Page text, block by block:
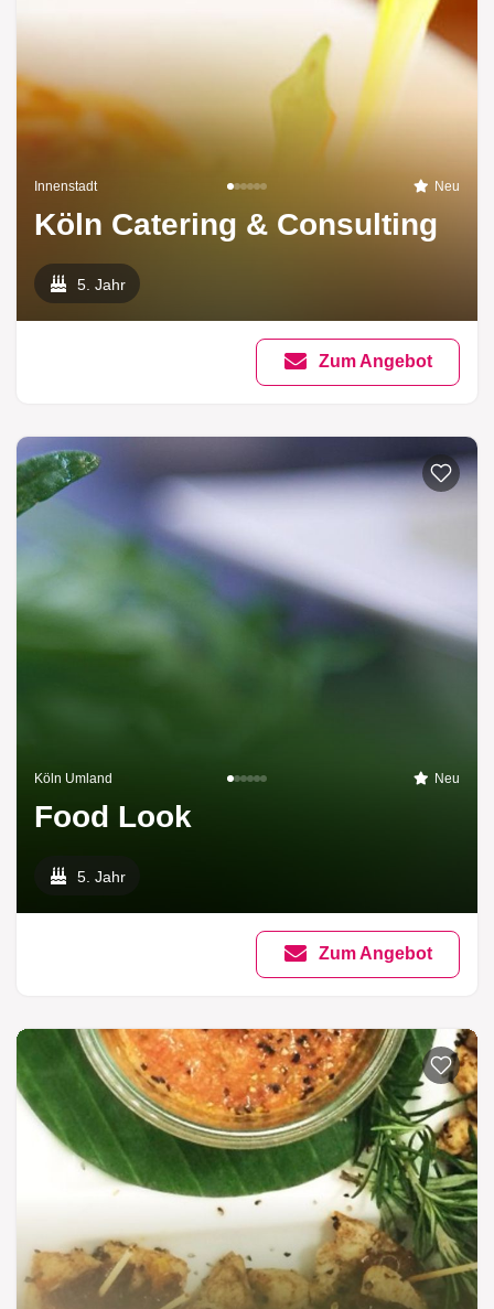
Innenstadt Neu
Köln Catering & Consulting
5. Jahr
Zum Angebot
Köln Umland Neu
Food Look
5. Jahr
Zum Angebot